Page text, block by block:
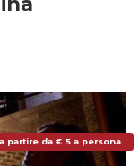
a partire da € 5 a persona